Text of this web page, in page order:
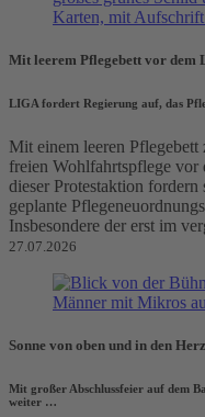
Mit leerem Pflegebett vor dem
LIGA fordert Regierung auf, das
Mit einem leeren
freien Wohlfahrtspflege
dieser Protestaktion
geplante
Insbesondere der erst im
27.07.2026
Sonne von oben und in den
Mit großer Abschlussfeier auf dem
weiter …